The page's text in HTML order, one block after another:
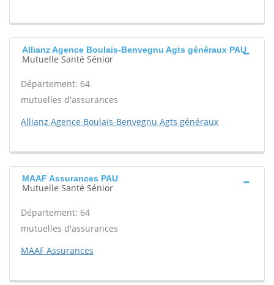
Allianz Agence Boulais-Benvegnu Agts généraux PAU
Mutuelle Santé Sénior
Département: 64
mutuelles d'assurances
Allianz Agence Boulais-Benvegnu Agts généraux
MAAF Assurances PAU
Mutuelle Santé Sénior
Département: 64
mutuelles d'assurances
MAAF Assurances